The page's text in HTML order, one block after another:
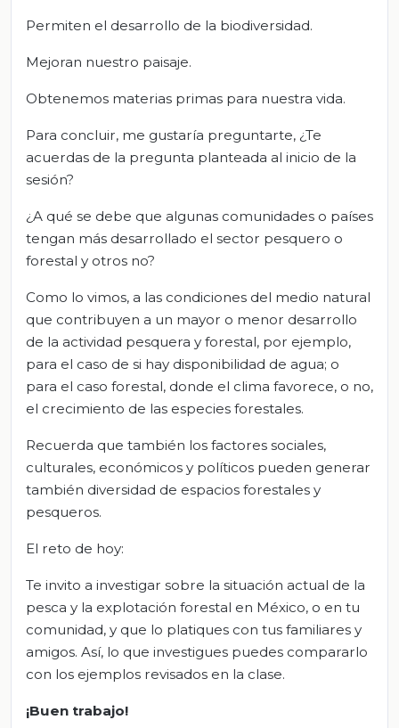
Permiten el desarrollo de la biodiversidad.
Mejoran nuestro paisaje.
Obtenemos materias primas para nuestra vida.
Para concluir, me gustaría preguntarte, ¿Te
acuerdas de la pregunta planteada al inicio de la
sesión?
¿A qué se debe que algunas comunidades o países
tengan más desarrollado el sector pesquero o
forestal y otros no?
Como lo vimos, a las condiciones del medio natural
que contribuyen a un mayor o menor desarrollo
de la actividad pesquera y forestal, por ejemplo,
para el caso de si hay disponibilidad de agua; o
para el caso forestal, donde el clima favorece, o no,
el crecimiento de las especies forestales.
Recuerda que también los factores sociales,
culturales, económicos y políticos pueden generar
también diversidad de espacios forestales y
pesqueros.
El reto de hoy:
Te invito a investigar sobre la situación actual de la
pesca y la explotación forestal en México, o en tu
comunidad, y que lo platiques con tus familiares y
amigos. Así, lo que investigues puedes compararlo
con los ejemplos revisados en la clase.
¡Buen trabajo!